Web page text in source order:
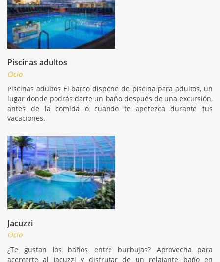
Piscinas adultos
Ocio
Piscinas adultos El barco dispone de piscina para adultos, un
lugar donde podrás darte un baño después de una excursión,
antes de la comida o cuando te apetezca durante tus
vacaciones.
Jacuzzi
Ocio
¿Te gustan los baños entre burbujas? Aprovecha para
acercarte al jacuzzi y disfrutar de un relajante baño en